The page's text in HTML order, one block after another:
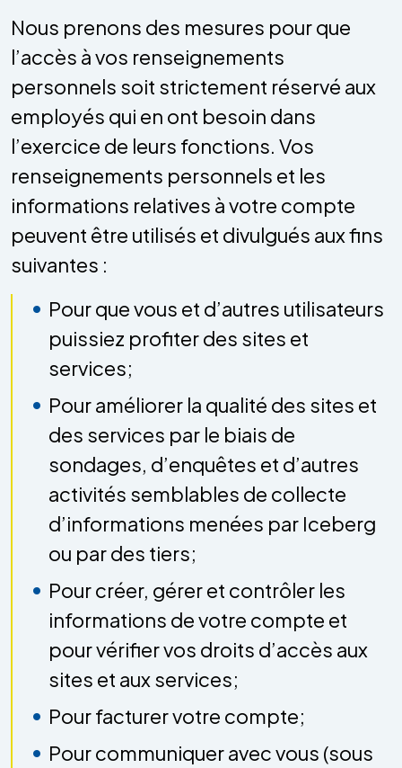
Nous prenons des mesures pour que
l’accès à vos renseignements
personnels soit strictement réservé aux
employés qui en ont besoin dans
l’exercice de leurs fonctions. Vos
renseignements personnels et les
informations relatives à votre compte
peuvent être utilisés et divulgués aux fins
suivantes :
Pour que vous et d’autres utilisateurs
puissiez profiter des sites et
services;
Pour améliorer la qualité des sites et
des services par le biais de
sondages, d’enquêtes et d’autres
activités semblables de collecte
d’informations menées par Iceberg
ou par des tiers;
Pour créer, gérer et contrôler les
informations de votre compte et
pour vérifier vos droits d’accès aux
sites et aux services;
Pour facturer votre compte;
Pour communiquer avec vous (sous